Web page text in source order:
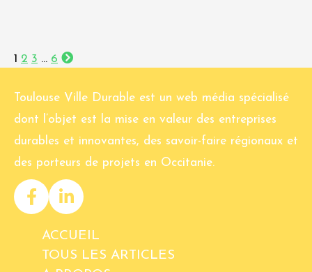
1 2 3 … 6
Toulouse Ville Durable est un web média spécialisé
dont l’objet est la mise en valeur des entreprises
durables et innovantes, des savoir-faire régionaux et
des porteurs de projets en Occitanie.
ACCUEIL
TOUS LES ARTICLES